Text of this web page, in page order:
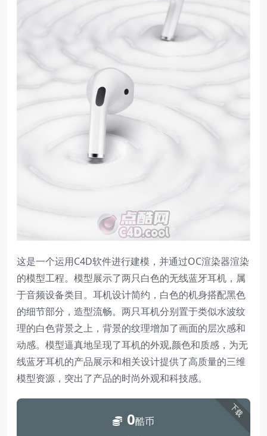
这是一个运用C4D软件进行建模，并通过OC渲染器渲染
的模型工程。模型展示了两只白色的无线蓝牙耳机，属
于音频设备类目。耳机设计简约，白色的机身搭配黑色
的细节部分，造型流畅。两只耳机分别置于类似水波纹
理的白色背景之上，背景的纹理增加了画面的层次感和
动感。模型逼真地呈现了耳机的外观,颜色和质感，为无
线蓝牙耳机的产品展示和相关设计提供了高质量的三维
模型资源，突出了产品的时尚外观和科技感。
下载
0酷币